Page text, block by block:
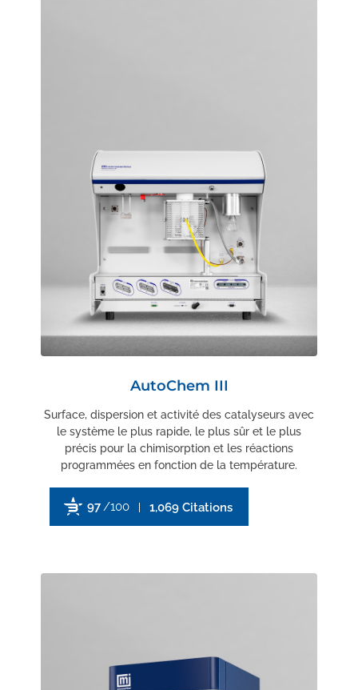
AutoChem III
Surface, dispersion et activité des catalyseurs avec
le système le plus rapide, le plus sûr et le plus
précis pour la chimisorption et les réactions
programmées en fonction de la température.
97/100 1,069 Citations